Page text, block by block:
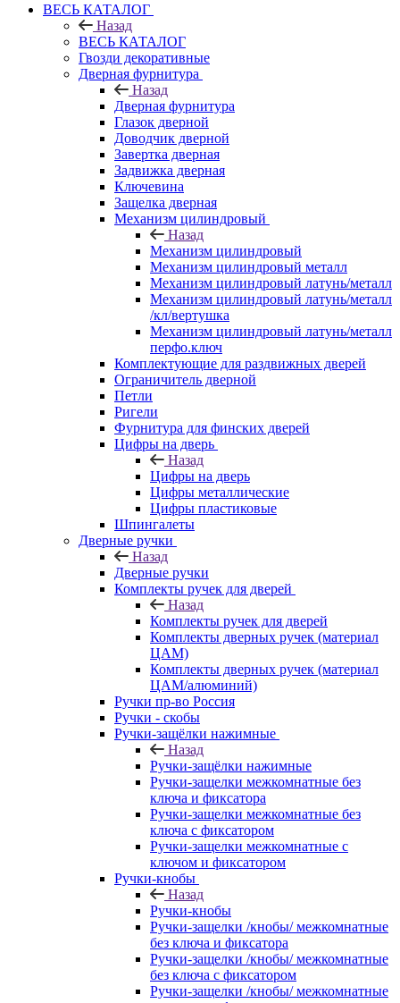
ВЕСЬ КАТАЛОГ
Назад
ВЕСЬ КАТАЛОГ
Гвозди декоративные
Дверная фурнитура
Назад
Дверная фурнитура
Глазок дверной
Доводчик дверной
Завертка дверная
Задвижка дверная
Ключевина
Защелка дверная
Механизм цилиндровый
Назад
Механизм цилиндровый
Механизм цилиндровый металл
Механизм цилиндровый латунь/металл
Механизм цилиндровый латунь/металл
/кл/вертушка
Механизм цилиндровый латунь/металл
перфо.ключ
Комплектующие для раздвижных дверей
Ограничитель дверной
Петли
Ригели
Фурнитура для финских дверей
Цифры на дверь
Назад
Цифры на дверь
Цифры металлические
Цифры пластиковые
Шпингалеты
Дверные ручки
Назад
Дверные ручки
Комплекты ручек для дверей
Назад
Комплекты ручек для дверей
Комплекты дверных ручек (материал
ЦАМ)
Комплекты дверных ручек (материал
ЦАМ/алюминий)
Ручки пр-во Россия
Ручки - скобы
Ручки-защёлки нажимные
Назад
Ручки-защёлки нажимные
Ручки-защелки межкомнатные без
ключа и фиксатора
Ручки-защелки межкомнатные без
ключа с фиксатором
Ручки-защелки межкомнатные с
ключом и фиксатором
Ручки-кнобы
Назад
Ручки-кнобы
Ручки-защелки /кнобы/ межкомнатные
без ключа и фиксатора
Ручки-защелки /кнобы/ межкомнатные
без ключа с фиксатором
Ручки-защелки /кнобы/ межкомнатные